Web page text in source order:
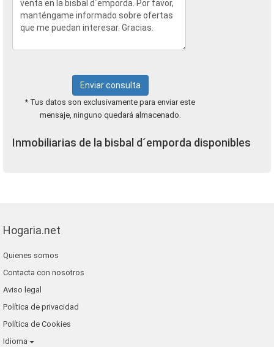
Enviar consulta
* Tus datos son exclusivamente para enviar este
mensaje, ninguno quedará almacenado.
Inmobiliarias de la bisbal d´emporda disponibles
Hogaria.net
Quienes somos
Contacta con nosotros
Aviso legal
Política de privacidad
Política de Cookies
Idioma